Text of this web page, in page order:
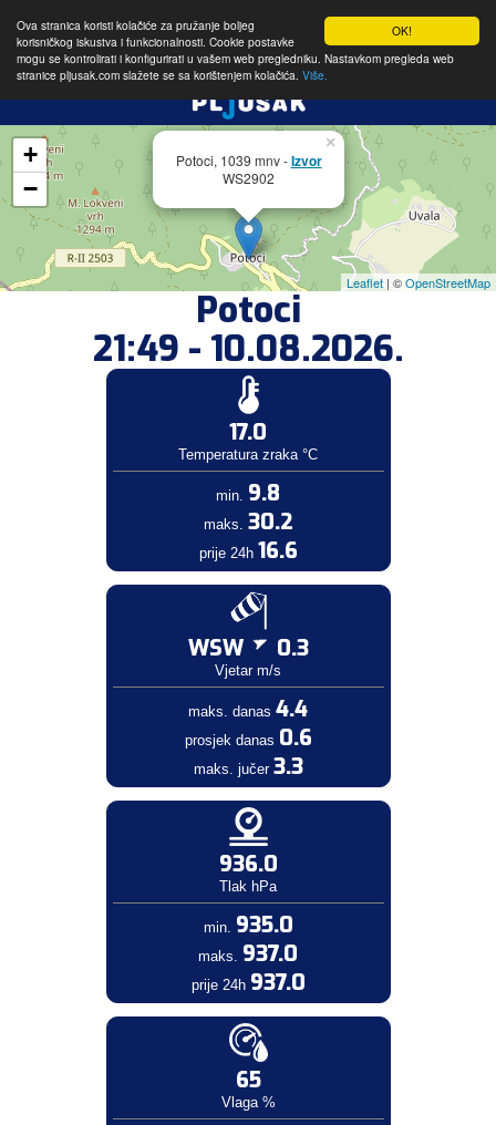
OK!
Ova stranica koristi kolačiće za pružanje boljeg
korisničkog iskustva i funkcionalnosti. Cookie postavke
mogu se kontrolirati i konfigurirati u vašem web pregledniku. Nastavkom pregleda web
stranice pljusak.com slažete se sa korištenjem kolačića. Više.
Potoci, 1039 mnv -Izvor
WS2902
×
+
−
Leaflet | ©OpenStreetMap
Potoci
21:49 - 10.08.2026.
17.0
Temperatura zraka °C
min. 9.8
maks. 30.2
prije 24h 16.6
WSW 0.3
Vjetar m/s
maks. danas 4.4
prosjek danas 0.6
maks. jučer 3.3
936.0
Tlak hPa
min. 935.0
maks. 937.0
prije 24h 937.0
65
Vlaga %